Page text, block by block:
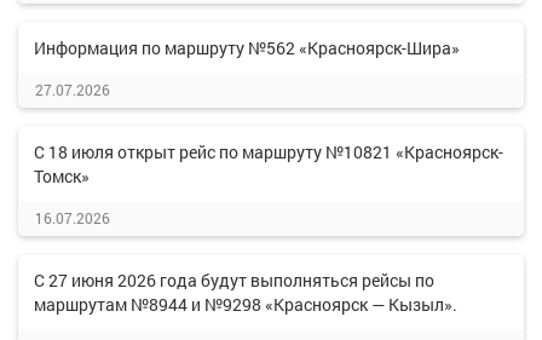
Информация по маршруту №562 «Красноярск-Шира»
27.07.2026
С 18 июля открыт рейс по маршруту №10821 «Красноярск-
Томск»
16.07.2026
С 27 июня 2026 года будут выполняться рейсы по
маршрутам №8944 и №9298 «Красноярск — Кызыл».